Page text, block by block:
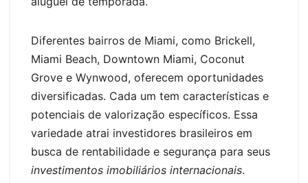
Diferentes bairros de Miami, como Brickell,
Miami Beach, Downtown Miami, Coconut
Grove e Wynwood, oferecem oportunidades
diversificadas. Cada um tem características e
potenciais de valorização específicos. Essa
variedade atrai investidores brasileiros em
busca de rentabilidade e segurança para seus
investimentos imobiliários internacionais.